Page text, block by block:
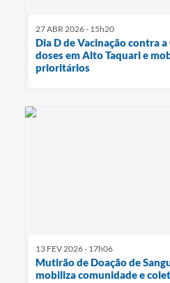
27 ABR 2026 - 15h20
Dia D de Vacinação contra
doses em Alto Taquari e
prioritários
13 FEV 2026 - 17h06
Mutirão de Doação de
mobiliza comunidade e